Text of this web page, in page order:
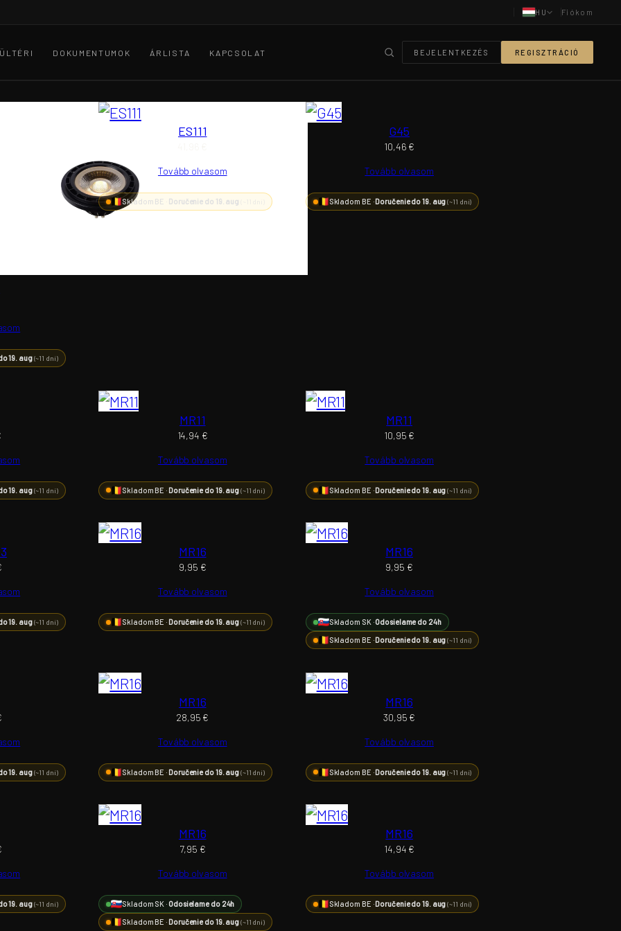
HU Fiókom
DOKUMENTUMOK ÁRLISTA KAPCSOLAT BEJELENTKEZÉS REGISZTRÁCIÓ
19. aug(~11 dní)
ES111
Tovább olvasom
Skladom BE · Doručenie do 19. aug
G45
10,46 €
Tovább olvasom
Skladom BE ·Doručenie do 19. aug(~11 dní)
19. aug(~11 dní)
MR11
14,94 €
Tovább olvasom
Skladom BE ·Doručenie do 19. aug(~11 dní)
MR11
10,95 €
Tovább olvasom
Skladom BE ·Doručenie do 19. aug(~11 dní)
19. aug(~11 dní)
MR16
9,95 €
Tovább olvasom
Skladom BE ·Doručenie do 19. aug(~11 dní)
MR16
9,95 €
Tovább olvasom
Skladom SK ·Odosielame do 24h
Skladom BE ·Doručenie do 19. aug(~11 dní)
19. aug(~11 dní)
MR16
28,95 €
Tovább olvasom
Skladom BE ·Doručenie do 19. aug(~11 dní)
MR16
30,95 €
Tovább olvasom
Skladom BE ·Doručenie do 19. aug(~11 dní)
19. aug(~11 dní)
MR16
7,95 €
Tovább olvasom
Skladom SK ·Odosielame do 24h
Skladom BE ·Doručenie do 19. aug(~11 dní)
MR16
14,94 €
Tovább olvasom
Skladom BE ·Doručenie do 19. aug(~11 dní)